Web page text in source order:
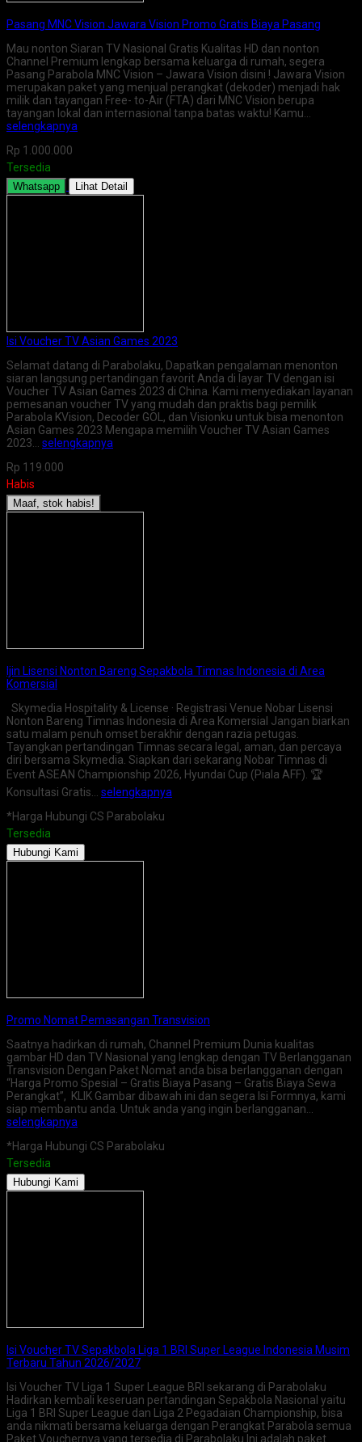
Pasang MNC Vision Jawara Vision Promo Gratis Biaya Pasang
Mau nonton Siaran TV Nasional Gratis Kualitas HD dan nonton
Channel Premium lengkap bersama keluarga di rumah, segera
Pasang Parabola MNC Vision – Jawara Vision disini ! Jawara Vision
merupakan paket yang menjual perangkat (dekoder) menjadi hak
milik dan tayangan Free- to-Air (FTA) dari MNC Vision berupa
tayangan lokal dan internasional tanpa batas waktu! Kamu…
selengkapnya
Rp 1.000.000
Tersedia
Whatsapp Lihat Detail
Isi Voucher TV Asian Games 2023
Selamat datang di Parabolaku, Dapatkan pengalaman menonton
siaran langsung pertandingan favorit Anda di layar TV dengan isi
Voucher TV Asian Games 2023 di China. Kami menyediakan layanan
pemesanan voucher TV yang mudah dan praktis bagi pemilik
Parabola KVision, Decoder GOL, dan Visionku untuk bisa menonton
Asian Games 2023 Mengapa memilih Voucher TV Asian Games
2023… selengkapnya
Rp 119.000
Habis
Maaf, stok habis!
Ijin Lisensi Nonton Bareng Sepakbola Timnas Indonesia di Area
Komersial
Skymedia Hospitality & License · Registrasi Venue Nobar Lisensi
Nonton Bareng Timnas Indonesia di Area Komersial Jangan biarkan
satu malam penuh omset berakhir dengan razia petugas.
Tayangkan pertandingan Timnas secara legal, aman, dan percaya
diri bersama Skymedia. Siapkan dari sekarang Nobar Timnas di
Event ASEAN Championship 2026, Hyundai Cup (Piala AFF). 🏆
Konsultasi Gratis… selengkapnya
*Harga Hubungi CS Parabolaku
Tersedia
Hubungi Kami
Promo Nomat Pemasangan Transvision
Saatnya hadirkan di rumah, Channel Premium Dunia kualitas
gambar HD dan TV Nasional yang lengkap dengan TV Berlangganan
Transvision Dengan Paket Nomat anda bisa berlangganan dengan
“Harga Promo Spesial – Gratis Biaya Pasang – Gratis Biaya Sewa
Perangkat”, KLIK Gambar dibawah ini dan segera Isi Formnya, kami
siap membantu anda. Untuk anda yang ingin berlangganan…
selengkapnya
*Harga Hubungi CS Parabolaku
Tersedia
Hubungi Kami
Isi Voucher TV Sepakbola Liga 1 BRI Super League Indonesia Musim
Terbaru Tahun 2026/2027
Isi Voucher TV Liga 1 Super League BRI sekarang di Parabolaku
Hadirkan kembali keseruan pertandingan Sepakbola Nasional yaitu
Liga 1 BRI Super League dan Liga 2 Pegadaian Championship, bisa
anda nikmati bersama keluarga dengan Perangkat Parabola semua
Paket Vouchernya yang tersedia di Parabolaku Ini adalah paket